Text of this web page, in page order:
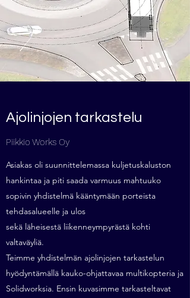
Ajolinjojen tarkastelu
Piikkio Works Oy
Asiakas oli suunnittelemassa kuljetuskaluston
hankintaa ja piti saada varmuus mahtuuko
sopivin yhdistelmä kääntymään porteista
tehdasalueelle ja ulos
sekä läheisestä liikenneympyrästä kohti
valtaväyliä.
Teimme yhdistelmän ajolinjojen tarkastelun
hyödyntämällä kauko-ohjattavaa multikopteria ja
Solidworksia. Ensin kuvasimme tarkasteltavat